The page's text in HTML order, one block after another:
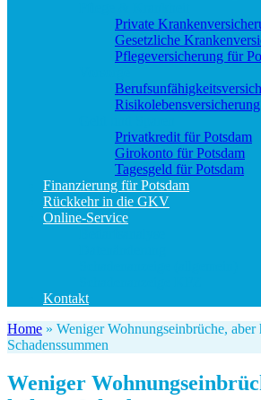
Private
Gesetzliche
Pflegeversicherung für
Privatkredit für Potsdam
Girokonto für Potsdam
Tagesgeld für Potsdam
Finanzierung für Potsdam
Rückkehr in die GKV
Online-Service
Kontakt
Home » Weniger Wohnungseinbrüche, aber
Schadenssummen
Weniger